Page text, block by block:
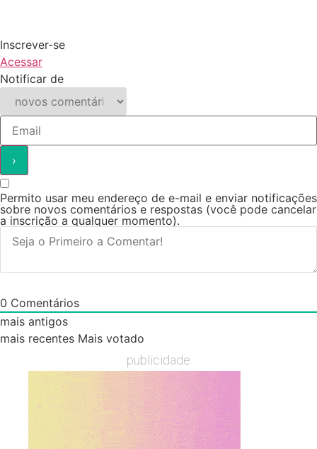
Inscrever-se
Acessar
Notificar de
Permito usar meu endereço de e-mail e enviar notificações
sobre novos comentários e respostas (você pode cancelar
a inscrição a qualquer momento).
0 Comentários
mais antigos
mais recentes Mais votado
publicidade